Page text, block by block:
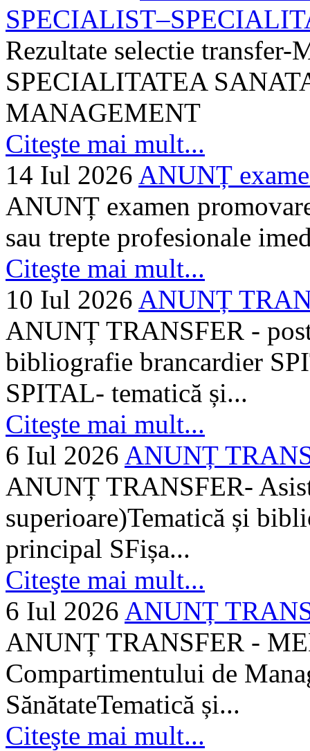
Rezultate selectie
SPECIALITATEA
MANAGEMENT
Citeşte mai mult...
14 Iul 2026 ANUNȚ
ANUNȚ examen
sau trepte profesionale
Citeşte mai mult...
10 Iul 2026 ANUNȚ
ANUNȚ TRANSFER -
bibliografie brancardier
SPITAL- tematică și...
Citeşte mai mult...
6 Iul 2026 ANUNȚ
ANUNȚ TRANSFER-
superioare)Tematică și
principal SFișa...
Citeşte mai mult...
6 Iul 2026 ANUNȚ
ANUNȚ TRANSFER -
Compartimentului de
SănătateTematică și...
Citeşte mai mult...